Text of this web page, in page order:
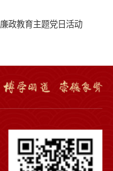
政教育主题党日活动